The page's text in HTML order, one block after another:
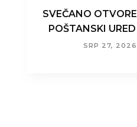
SVEČANO
POŠTANSKI
SRP 27, 2026